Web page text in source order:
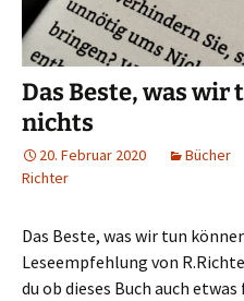
Das Beste, was
nichts
20. Februar 2020 Bücher
Richter
Das Beste, was wir tun
Leseempfehlung von
du ob dieses Buch auch